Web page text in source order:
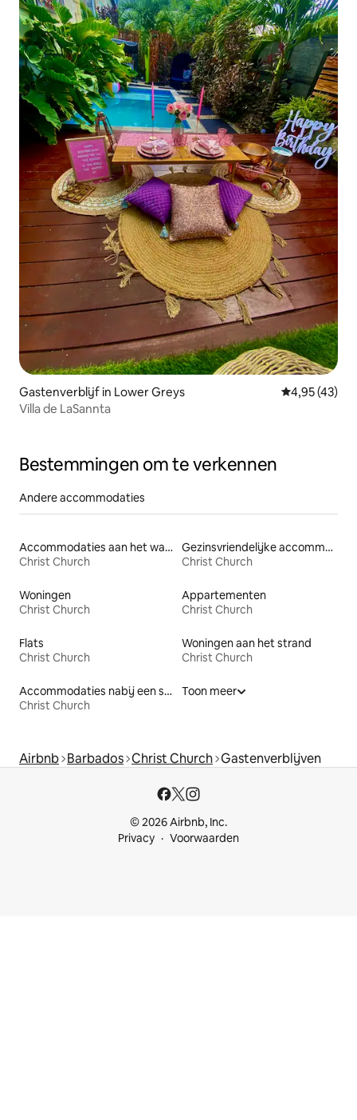
Gastenverblijf in Lower Greys Gemiddelde
4,95 (43)
Villa de LaSannta
Bestemmingen om te verkennen
Andere accommodaties
Accommodaties aan het water
Christ Church
Gezinsvriendelijke accommodaties
Christ Church
Woningen
Christ Church
Appartementen
Christ Church
Flats
Christ Church
Woningen aan het strand
Christ Church
Accommodaties nabij een strand
Christ Church
Toon meer
Airbnb Barbados Christ Church Gastenverblijven
© 2026 Airbnb, Inc.
Privacy
Voorwaarden